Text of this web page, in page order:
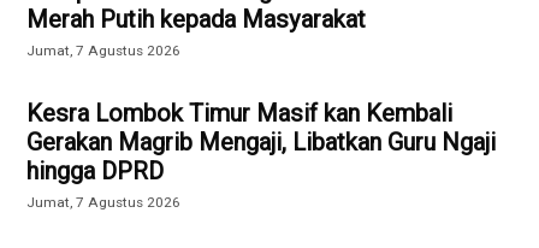
Merah Putih kepada Masyarakat
Jumat, 7 Agustus 2026
Kesra Lombok Timur Masif kan Kembali
Gerakan Magrib Mengaji, Libatkan Guru Ngaji
hingga DPRD
Jumat, 7 Agustus 2026